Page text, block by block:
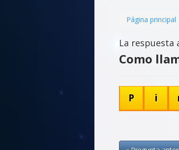
Página principal
La respuesta
Como
P i